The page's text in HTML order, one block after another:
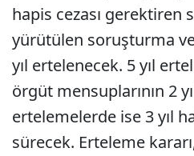
hapis cezası gerektiren
yürütülen soruşturma
yıl ertelenecek. 5 yıl
örgüt mensuplarının 2
ertelemelerde ise 3 yıl
sürecek. Erteleme